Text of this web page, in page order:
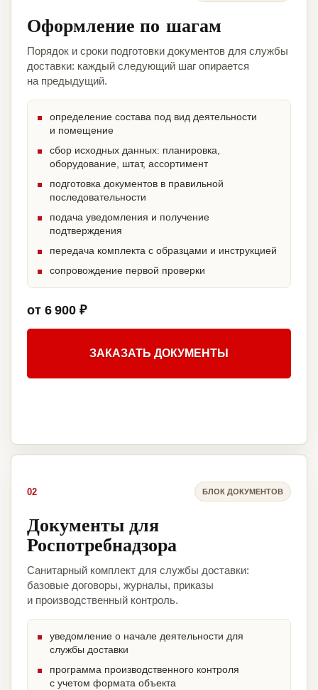
Оформление по шагам
Порядок и сроки подготовки документов для службы
доставки: каждый следующий шаг опирается
на предыдущий.
определение состава под вид деятельности
и помещение
сбор исходных данных: планировка,
оборудование, штат, ассортимент
подготовка документов в правильной
последовательности
подача уведомления и получение
подтверждения
передача комплекта с образцами и инструкцией
сопровождение первой проверки
от 6 900 ₽
ЗАКАЗАТЬ ДОКУМЕНТЫ
02 БЛОК ДОКУМЕНТОВ
Документы для
Роспотребнадзора
Санитарный комплект для службы доставки:
базовые договоры, журналы, приказы
и производственный контроль.
уведомление о начале деятельности для
службы доставки
программа производственного контроля
с учетом формата объекта